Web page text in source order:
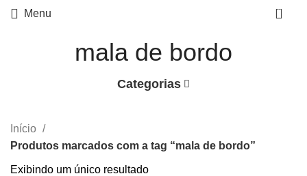
Menu 0
mala de bordo
Categorias
Início
Produtos marcados com a tag “mala de bordo”
Exibindo um único resultado